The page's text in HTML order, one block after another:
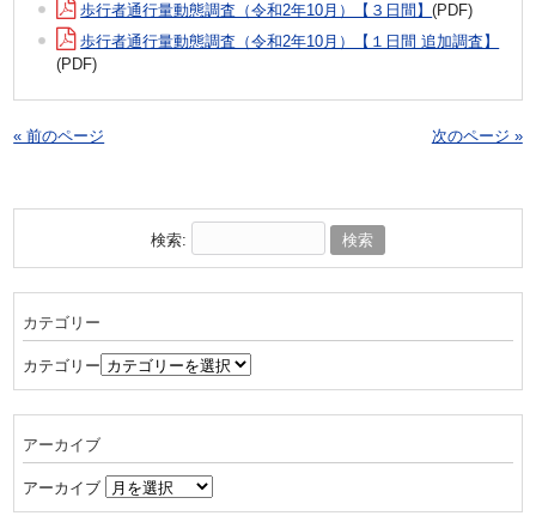
歩行者通行量動態調査（令和2年10月）【３日間】(PDF)
歩行者通行量動態調査（令和2年10月）【１日間 追加調査】
(PDF)
« 前のページ 次のページ »
検索:
カテゴリー
カテゴリー
アーカイブ
アーカイブ